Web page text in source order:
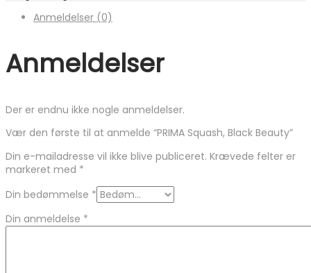
Anmeldelser (0)
Anmeldelser
Der er endnu ikke nogle anmeldelser.
Vær den første til at anmelde “PRIMA Squash, Black Beauty”
Din e-mailadresse vil ikke blive publiceret. Krævede felter er
markeret med *
Din bedømmelse *
Din anmeldelse *